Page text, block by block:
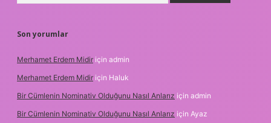
Son yorumlar
Merhamet Erdem Midir için admin
Merhamet Erdem Midir için Haluk
Bir Cümlenin Nominativ Olduğunu Nasıl Anlarız için admin
Bir Cümlenin Nominativ Olduğunu Nasıl Anlarız için Ayaz